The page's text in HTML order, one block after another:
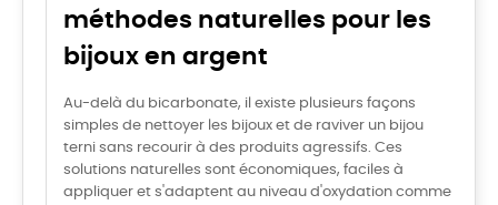
méthodes naturelles pour les
bijoux en argent
Au-delà du bicarbonate, il existe plusieurs façons
simples de nettoyer les bijoux et de raviver un bijou
terni sans recourir à des produits agressifs. Ces
solutions naturelles sont économiques, faciles à
appliquer et s'adaptent au niveau d'oxydation comme